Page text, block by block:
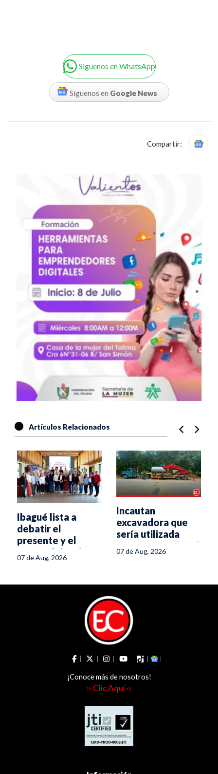
Siguenos en WhatsApp
Síguenos en Google News
Compartir:
Artículos Relacionados
Ibagué lista a
debatir el
presente y el
futuro del turismo
en el Tolima
07 de Aug, 2026
Incautan
excavadora que
sería utilizada
para minería ilegal
en el sur del
07 de Aug, 2026
¡Conoce más de nosotros!
›› Clic Aquí ‹‹